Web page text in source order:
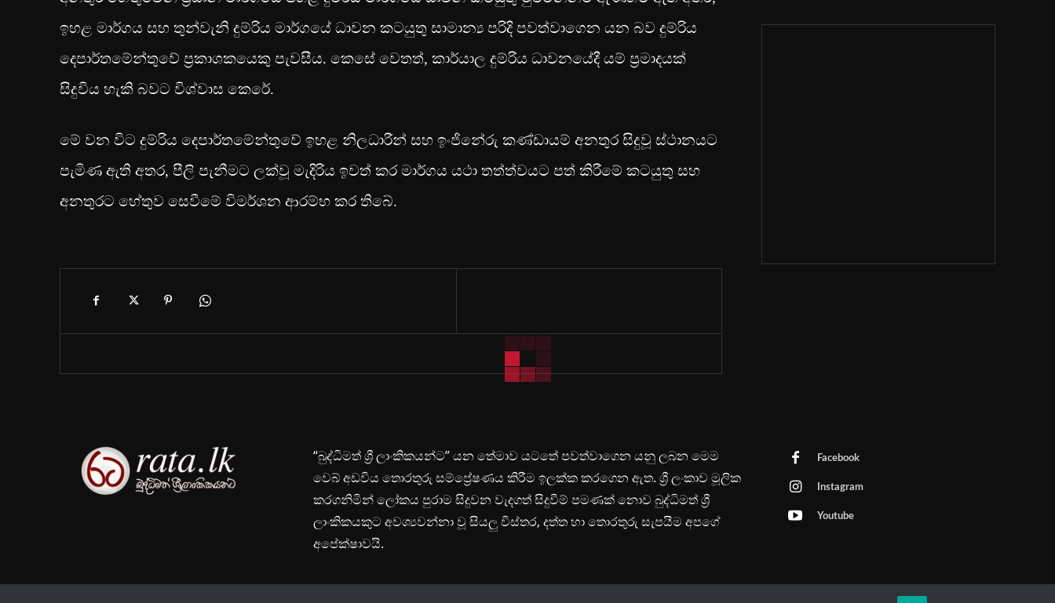
ඉහළ මාර්ගය සහ තුන්වැනි දුම්රිය මාර්ගයේ ධාවන කටයුතු සාමාන්‍ය පරිදි පවත්වාගෙන යන බව දුම්රිය
දෙපාර්තමේන්තුවේ ප්‍රකාශකයෙකු පැවසීය. කෙසේ වෙතත්, කාර්යාල දුම්රිය ධාවනයේදී යම් ප්‍රමාදයක්
සිදුවිය හැකි බවට විශ්වාස කෙරේ.
මේ වන විට දුම්රිය දෙපාර්තමේන්තුවේ ඉහළ නිලධාරීන් සහ ඉංජිනේරු කණ්ඩායම් අනතුර සිදුවූ ස්ථානයට
පැමිණ ඇති අතර, පීලි පැනීමට ලක්වූ මැදිරිය ඉවත් කර මාර්ගය යථා තත්ත්වයට පත් කිරීමේ කටයුතු සහ
අනතුරට හේතුව සෙවීමේ විමර්ශන ආරම්භ කර තිබේ.
“බුද්ධිමත් ශ්‍රී ලාංකිකයන්ට” යන තේමාව යටතේ පවත්වාගෙන යනු ලබන මෙම
වෙබ් අඩවිය තොරතුරු සම්ප්‍රේෂණය කිරීම ඉලක්ක කරගෙන ඇත. ශ්‍රී ලංකාව මූලික
කරගනිමින් ලෝකය පුරාම සිදුවන වැදගත් සිදුවීම් පමණක් නොව බුද්ධිමත් ශ්‍රී
ලාංකිකයකුට අවශ්‍යවන්නා වූ සියලු විස්තර, දත්ත හා තොරතුරු සැපයීම අපගේ
අපේක්ෂාවයි.
Facebook
Instagram
Youtube